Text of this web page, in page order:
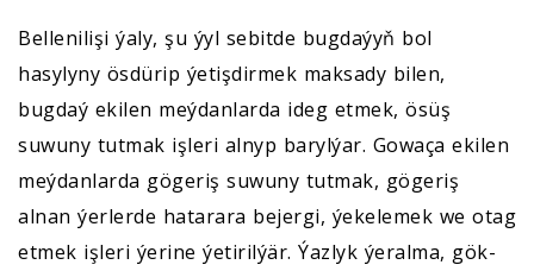
Bellenilişi ýaly, şu ýyl sebitde bugdaýyň bol
hasylyny ösdürip ýetişdirmek maksady bilen,
bugdaý ekilen meýdanlarda ideg etmek, ösüş
suwuny tutmak işleri alnyp barylýar. Gowaça ekilen
meýdanlarda gögeriş suwuny tutmak, gögeriş
alnan ýerlerde hatarara bejergi, ýekelemek we otag
etmek işleri ýerine ýetirilýär. Ýazlyk ýeralma, gök-